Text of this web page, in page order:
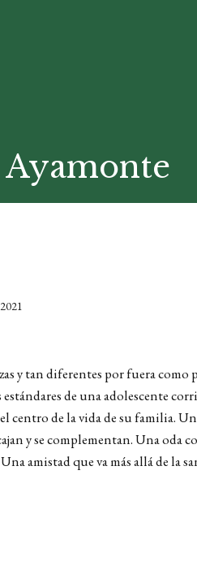
y tan diferentes por fuera como
estándares de una adolescente
centro de la vida de su familia.
y se complementan. Una oda
amistad que va más allá de la